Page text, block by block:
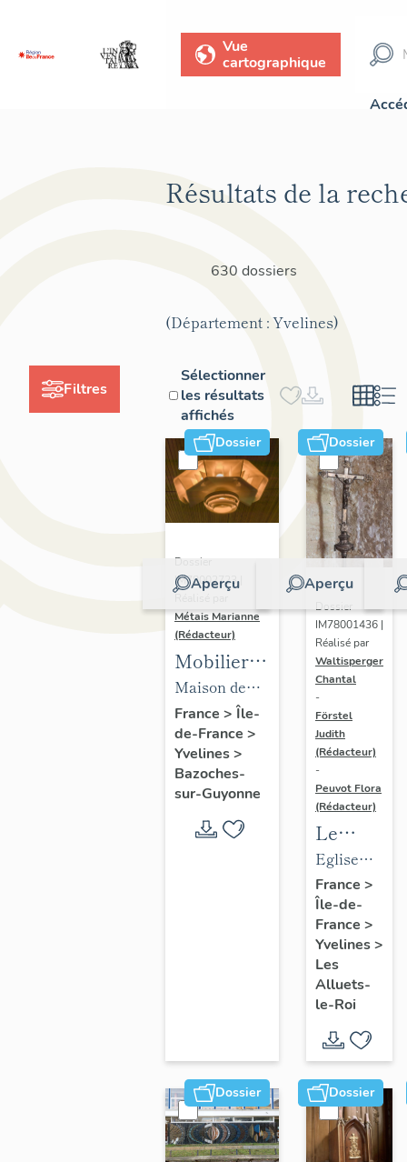
Vue
cartographique
Filtres
Résultats de la
630 dossiers
(Département : Yvelines)
Sélectionner
les résultats
affichés
Dossier
Aperçu
Dossier
IM78002723 |
Métais Marianne
(Rédacteur)
Mobilier
de la
maison
Louis
Carré
Maison de
villégiature
dite maison
Louis Carré
France > Île-
de-France >
Yvelines>
Bazoches-
sur-Guyonne
Dossier
Aperçu
Dossier
IM78001436 |
Réalisé par
Waltisperger
Chantal
-
Förstel
Judith
(Rédacteur)
-
Peuvot Flora
(Rédacteur)
Le
mobilier
de
l'église
Saint-
Nicolas
Eglise
paroissiale
Saint-
Nicolas
France >
Île-de-
France >
Yvelines>
Les
Alluets-
le-Roi
Dossier Dossier